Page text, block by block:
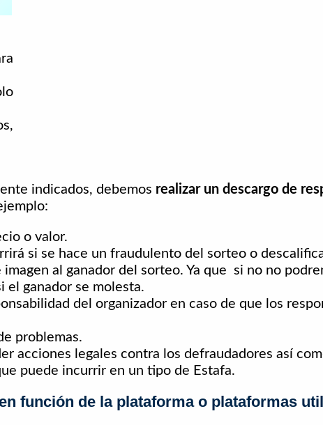
indicados, debemos realizar un descargo de
o valor.
si se hace un fraudulento del sorteo o
al ganador del sorteo. Ya que si no no
el ganador se molesta.
del organizador en caso de que los
problemas.
acciones legales contra los defraudadores así
puede incurrir en un tipo de Estafa.
función de la plataforma o plataformas